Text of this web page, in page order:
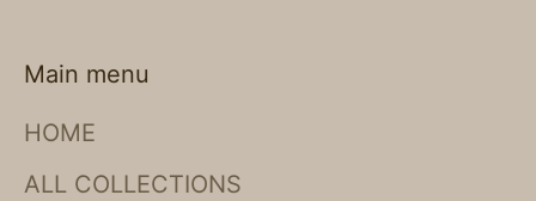
Main menu
HOME
ALL COLLECTIONS